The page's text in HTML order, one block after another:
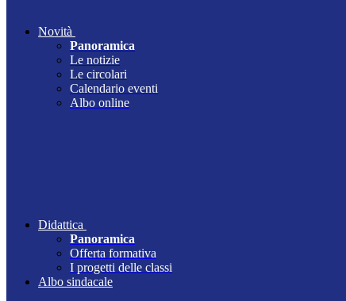
Novità
Panoramica
Le notizie
Le circolari
Calendario eventi
Albo online
Didattica
Panoramica
Offerta formativa
I progetti delle classi
Albo sindacale